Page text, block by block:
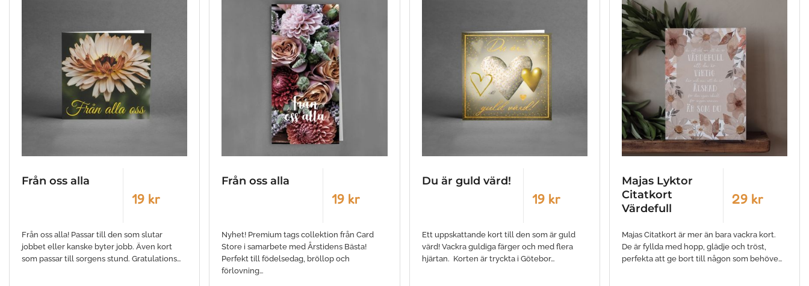
Från oss alla
19 kr
Från oss alla! Passar till den som slutar
jobbet eller kanske byter jobb. Även kort
som passar till sorgens stund. Gratulations…
Från oss alla
19 kr
Nyhet! Premium tags collektion från Card
Store i samarbete med Årstidens Bästa!
Perfekt till födelsedag, bröllop och
förlovning…
Du är guld värd!
19 kr
Ett uppskattande kort till den som är guld
värd! Vackra guldiga färger och med flera
hjärtan. Korten är tryckta i Götebor…
Majas Lyktor
Citatkort
Värdefull
29 kr
Majas Citatkort är mer än bara vackra kort.
De är fyllda med hopp, glädje och tröst,
perfekta att ge bort till någon som behöve…